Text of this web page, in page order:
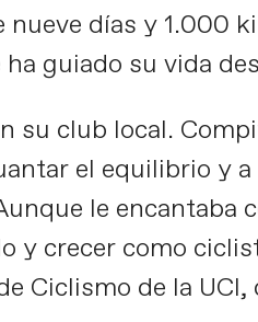
días y 1.000
guiado su vida
su club local.
el equilibrio y
le encantaba
y crecer como
Ciclismo de la UCI,